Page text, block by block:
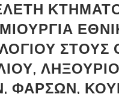
ΣΤΟΥΣ
ΦΑΡΣΏΝ,